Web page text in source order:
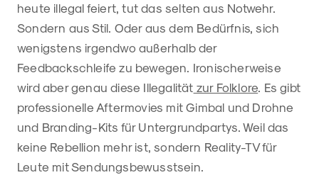
heute illegal feiert, tut das selten aus Notwehr.
Sondern aus Stil. Oder aus dem Bedürfnis, sich
wenigstens irgendwo außerhalb der
Feedbackschleife zu bewegen. Ironischerweise
wird aber genau diese Illegalität zur Folklore. Es gibt
professionelle Aftermovies mit Gimbal und Drohne
und Branding-Kits für Untergrundpartys. Weil das
keine Rebellion mehr ist, sondern Reality-TV für
Leute mit Sendungsbewusstsein.